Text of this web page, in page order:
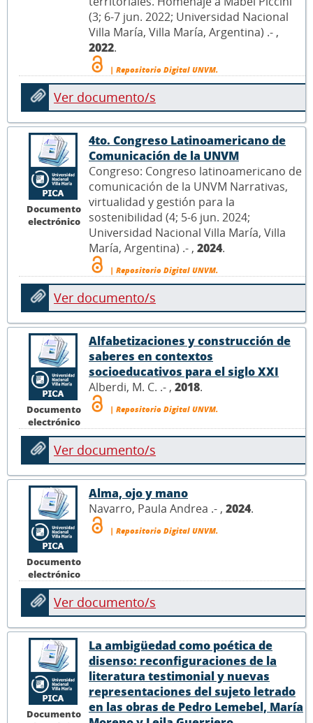
(3; 6-7 jun. 2022; Universidad Nacional
Villa María, Villa María, Argentina) .- ,
2022.
| Repositorio Digital UNVM.
Ver documento/s
Documento
electrónico
4to. Congreso Latinoamericano de
Comunicación de la UNVM
Congreso: Congreso latinoamericano de
comunicación de la UNVM Narrativas,
virtualidad y gestión para la
sostenibilidad (4; 5-6 jun. 2024;
Universidad Nacional Villa María, Villa
María, Argentina) .- , 2024.
| Repositorio Digital UNVM.
Ver documento/s
Documento
electrónico
Alfabetizaciones y construcción de
saberes en contextos
socioeducativos para el siglo XXI
Alberdi, M. C. .- , 2018.
| Repositorio Digital UNVM.
Ver documento/s
Documento
electrónico
Alma, ojo y mano
Navarro, Paula Andrea .- , 2024.
| Repositorio Digital UNVM.
Ver documento/s
Documento
La ambigüedad como poética de
disenso: reconfiguraciones de la
literatura testimonial y nuevas
representaciones del sujeto letrado
en las obras de Pedro Lemebel, María